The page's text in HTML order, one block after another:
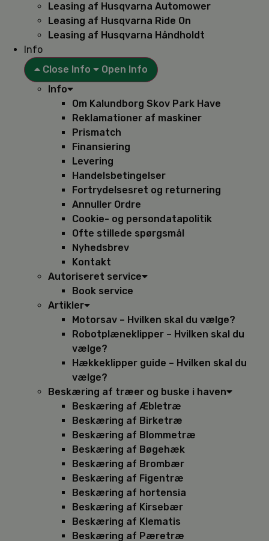
Leasing af Husqvarna Automower
Leasing af Husqvarna Ride On
Leasing af Husqvarna Håndholdt
Info
Close Info
Open Info
Info
Om Kalundborg Skov Park Have
Reklamationer af maskiner
Prismatch
Finansiering
Levering
Handelsbetingelser
Fortrydelsesret og returnering
Annuller Ordre
Cookie- og persondatapolitik
Ofte stillede spørgsmål
Nyhedsbrev
Kontakt
Autoriseret service
Book service
Artikler
Motorsav – Hvilken skal du vælge?
Robotplæneklipper – Hvilken skal du
vælge?
Hækkeklipper guide – Hvilken skal du
vælge?
Beskæring af træer og buske i haven
Beskæring af Æbletræ
Beskæring af Birketræ
Beskæring af Blommetræ
Beskæring af Bøgehæk
Beskæring af Brombær
Beskæring af Figentræ
Beskæring af hortensia
Beskæring af Kirsebær
Beskæring af Klematis
Beskæring af Pæretræ